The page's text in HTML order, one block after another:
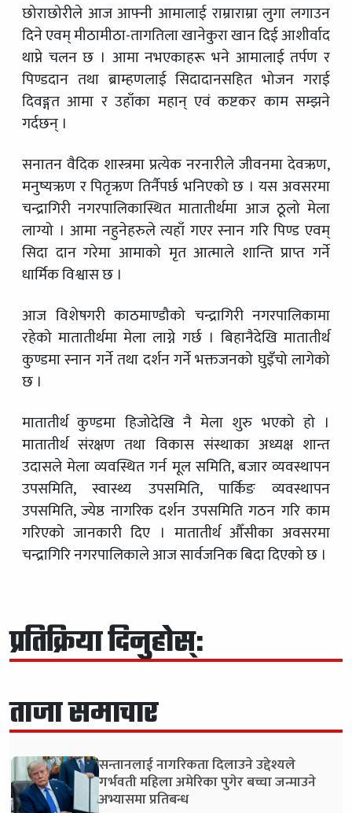
छोराछोरीले आज आफ्नी आमालाई राम्राराम्रा लुगा लगाउन
दिने एवम् मीठामीठा-तागतिला खानेकुरा खान दिई आशीर्वाद
थाप्ने चलन छ । आमा नभएकाहरू भने आमालाई तर्पण र
पिण्डदान तथा ब्राम्हणलाई सिदादानसहित भोजन गराई
दिवङ्गत आमा र उहाँका महान् एवं कष्टकर काम सम्झने
गर्दछन् ।
सनातन वैदिक शास्त्रमा प्रत्येक नरनारीले जीवनमा देवऋण,
मनुष्यऋण र पितृऋण तिर्नैपर्छ भनिएको छ । यस अवसरमा
चन्द्रागिरी नगरपालिकास्थित मातातीर्थमा आज ठूलो मेला
लाग्यो । आमा नहुनेहरुले त्यहाँ गएर स्नान गरि पिण्ड एवम्
सिदा दान गरेमा आमाको मृत आत्माले शान्ति प्राप्त गर्ने
धार्मिक विश्वास छ ।
आज विशेषगरी काठमाण्डौको चन्द्रागिरी नगरपालिकामा
रहेको मातातीर्थमा मेला लाग्ने गर्छ । बिहानैदेखि मातातीर्थ
कुण्डमा स्नान गर्ने तथा दर्शन गर्ने भक्तजनको घुइँचो लागेको
छ ।
मातातीर्थ कुण्डमा हिजोदेखि नै मेला शुरु भएको हो ।
मातातीर्थ संरक्षण तथा विकास संस्थाका अध्यक्ष शान्त
उदासले मेला व्यवस्थित गर्न मूल समिति, बजार व्यवस्थापन
उपसमिति, स्वास्थ्य उपसमिति, पार्किङ व्यवस्थापन
उपसमिति, ज्येष्ठ नागरिक दर्शन उपसमिति गठन गरि काम
गरिएको जानकारी दिए । मातातीर्थ औँसीका अवसरमा
चन्द्रागिरि नगरपालिकाले आज सार्वजनिक बिदा दिएको छ ।
प्रतिक्रिया दिनुहोस्:
ताजा समाचार
सन्तानलाई नागरिकता दिलाउने उद्देश्यले
गर्भवती महिला अमेरिका पुगेर बच्चा जन्माउने
अभ्यासमा प्रतिबन्ध